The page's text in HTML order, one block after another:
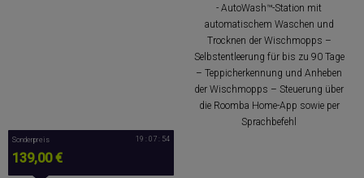
Sonderpreis
139,00 €
19 : 07 : 53
- AutoWash™-Station mit
automatischem Waschen und
Trocknen der Wischmopps –
Selbstentleerung für bis zu 90 Tage
– Teppicherkennung und Anheben
der Wischmopps – Steuerung über
die Roomba Home-App sowie per
Sprachbefehl